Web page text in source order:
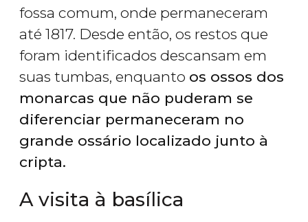
fossa comum, onde permaneceram
até 1817. Desde então, os restos que
foram identificados descansam em
suas tumbas, enquanto os ossos dos
monarcas que não puderam se
diferenciar permaneceram no
grande ossário localizado junto à
cripta.
A visita à basílica